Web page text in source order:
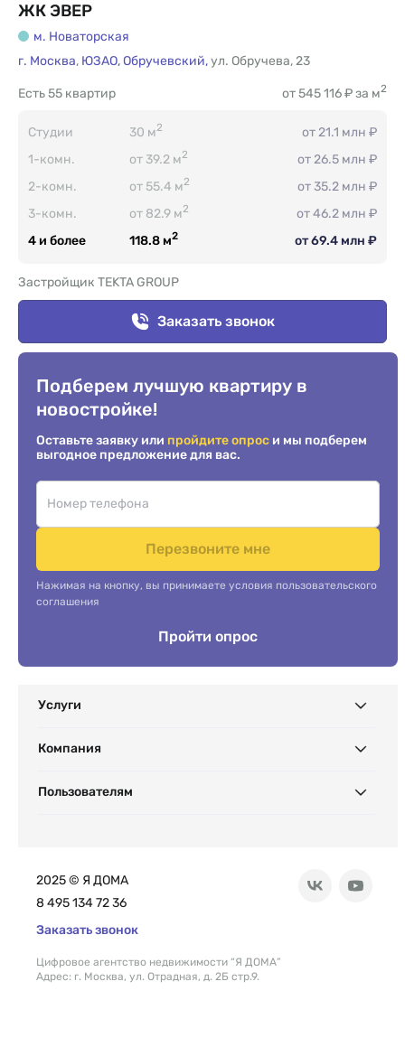
ЖК ЭВЕР
м. Новаторская
г. Москва, ЮЗАО,Обручевский,ул. Обручева,23
55 квартир
Есть от 545 116 ₽ за м2
Студии 30 м2
от 21.1 млн ₽
1-комн.
от 39.2 м2
от 26.5 млн ₽
2-комн.
от 55.4 м2
от 35.2 млн ₽
3-комн.
от 82.9 м2
от 46.2 млн ₽
4 и более
118.8 м2 от 69.4 млн ₽
Застройщик TEKTA GROUP
Заказать звонок
Подберем лучшую квартиру в
новостройке!
Оставьте заявку или пройдите опрос и мы подберем
выгодное предложение для вас.
Перезвоните мне
Нажимая на кнопку, вы принимаете условия пользовательского
соглашения
Пройти опрос
Услуги
Компания
Пользователям
2025 © Я ДОМА
8 495 134 72 36
Заказать звонок
Цифровое агентство недвижимости “Я ДОМА”
Адрес: г. Москва, ул. Отрадная, д. 2Б стр.9.